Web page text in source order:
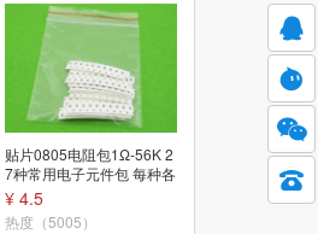
贴片0805电阻包1Ω-56K 2
7种常用电子元件包 每种各
10只 五六电子
¥ 4.5
热度（5005）